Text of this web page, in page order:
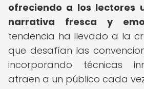
ofreciendo a los lectores
narrativa fresca y
tendencia ha llevado a la
que desafían las
incorporando técnicas
atraen a un público cada